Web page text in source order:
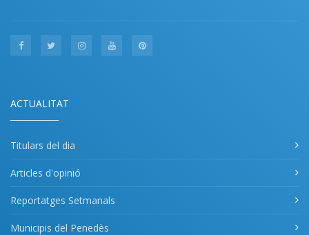
ACTUALITAT
Titulars del dia
Articles d'opinió
Reportatges Setmanals
Municipis del Penedès